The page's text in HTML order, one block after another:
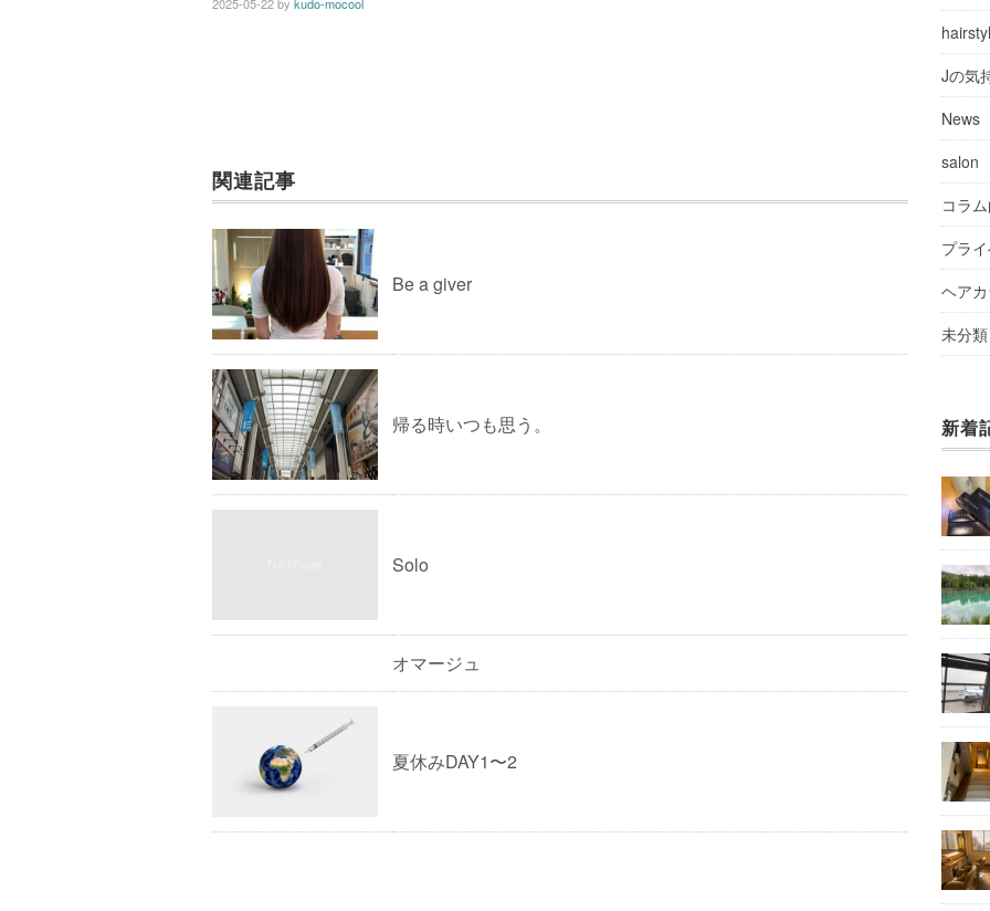
関連記事
Be a giver
帰る時いつも思う。
Solo
オマージュ
夏休みDAY1〜2
Jの気
News
salon
コラ
プラ
ヘア
未分類
新着